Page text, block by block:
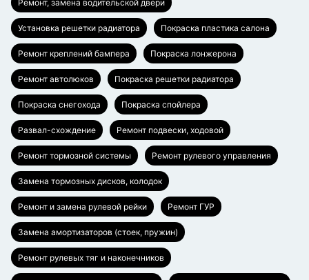
Ремонт, замена водительской двери
Установка решетки радиатора Покраска пластика салона
Ремонт креплений бампера Покраска лонжерона
Ремонт автолюков Покраска решетки радиатора
Покраска снегохода Покраска спойлера
Развал-схождение Ремонт подвески, ходовой
Ремонт тормозной системы Ремонт рулевого управления
Замена тормозных дисков, колодок
Ремонт и замена рулевой рейки Ремонт ГУР
Замена амортизаторов (стоек, пружин)
Ремонт рулевых тяг и наконечников